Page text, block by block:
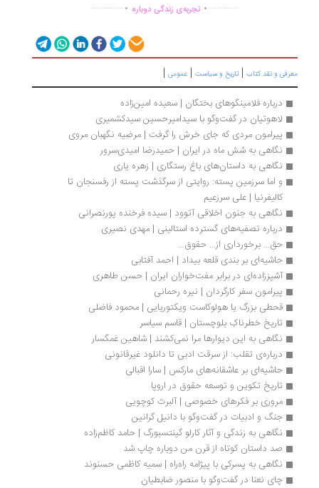
............... تجربه‌ی زندگی دوباره ..............
و نقد کتاب|تاریخ و سیاست |عمومی|
درباره فلامینگوهای بختگان | سعیده امین‌زاده
لاهوتیان در گفت‌وگو با سیدامیرحسین سیدکشمیری
پیرامون مردی که جای خرش را گرفت | مرضیه نگهبان مروی
نگاهی به شش ماه در ایران | حمیدرضا امیدی‌سرور
نگاهی به داستان‌های باغ رستگاری | زهره یاری
و اما سرزمین پسته: روایتی از سرگذشت پسته از رفسنجان تا
کالیفرنیا | علی سرزعیم
نگاهی به جنون اخلاقی آتوود | سیده فرخنده پورنصرانی
درباره تصفیه‌های گسترده استالینی | مهدی نصیری
حق... برخورداری از... حقوق...
حاشیه‌ای بر بندی قلعه بیداد | احمد آفتابی
آشپز‌زاده‌‌ای در برابر مفت‌خواران ايران | حسن طاهری
پیرامون سفر کارگردان | نیره رحمانی
قحطی بزرگ یا هولوکاست ویکتوریایی | محمود فاضلی
تاریخ خطرناکِ بلوچستان | قاسم سیاسر
نگاهی به این دیوارها مرا نمی‌کشند | شاهین غمگسار
درباره‌‎ی تقلب: از سرقت ادبی تا دانلود غیرقانونی
حاشیه‌ای بر عاشقانه‌های مارکس | سارا اقبالی
تاریخ تکوین و توسعه حقوق در اروپا
مروری بر فکرهای خصوصی | آلبرت کوچویی
جنگ و ادبیات در گفت‌وگو با دانیل گرانین
نگاهی به زندگی و آثار کارلو گینتسبورگ | حامد کاظم‌زاده
صد داستان کوتاه از قرن من دوباره چاپ شد
نگاهی به پسرکی با پیژامه راه‌راه | سمیه کاظمی حسنوند
چای نعنا در گفت‌وگو با منصور ضابطیان